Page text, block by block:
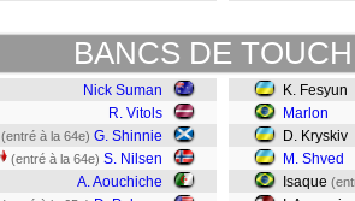
BANCS DE
Nick Suman
R. Vitols
(entré à la 64e) G. Shinnie
(entré à la 64e) S. Nilsen
A. Aouchiche
K. Fesyun
Marlon
D. Kryskiv
M. Shved
Isaque